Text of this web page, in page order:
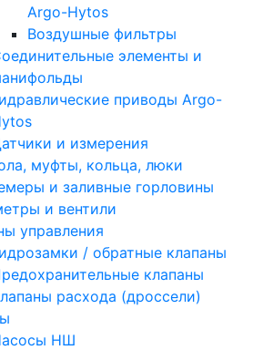
Argo-Hytos
Воздушные фильтры
элементы и
приводы Argo-
и измерения
муфты, кольца, люки
и заливные горловины
и вентили
управления
/ обратные клапаны
клапаны
расхода (дроссели)
НШ